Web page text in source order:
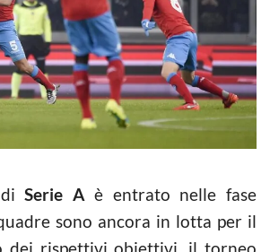
diSerie A è entrato nelle fase
sono ancora in lotta per il
dei rispettivi obiettivi, il torneo